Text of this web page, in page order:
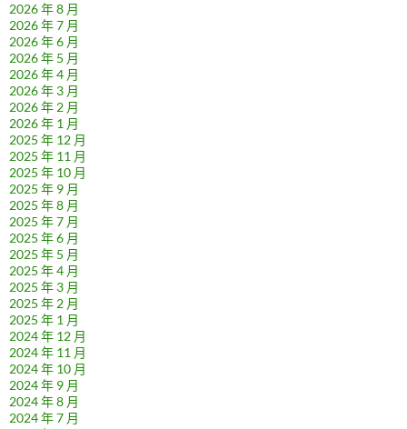
2026 年 8 月
2026 年 7 月
2026 年 6 月
2026 年 5 月
2026 年 4 月
2026 年 3 月
2026 年 2 月
2026 年 1 月
2025 年 12 月
2025 年 11 月
2025 年 10 月
2025 年 9 月
2025 年 8 月
2025 年 7 月
2025 年 6 月
2025 年 5 月
2025 年 4 月
2025 年 3 月
2025 年 2 月
2025 年 1 月
2024 年 12 月
2024 年 11 月
2024 年 10 月
2024 年 9 月
2024 年 8 月
2024 年 7 月